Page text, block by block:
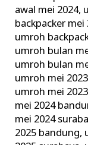
awal mei 2024,
backpacker mei
umroh
umroh bulan
umroh bulan
umroh mei
umroh mei
mei 2024
mei 2024
2025 bandung,